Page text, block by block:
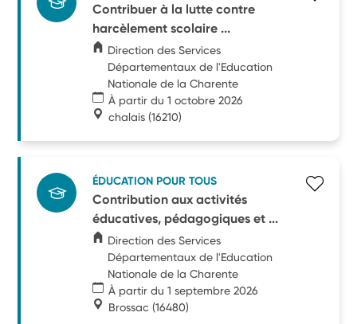
Contribuer à la lutte contre
harcèlement scolaire ...
Direction des Services
Départementaux de l'Education
Nationale de la Charente
À partir du 1 octobre 2026
chalais (16210)
ÉDUCATION POUR TOUS
Contribution aux activités
éducatives, pédagogiques et ...
Direction des Services
Départementaux de l'Education
Nationale de la Charente
À partir du 1 septembre 2026
Brossac (16480)